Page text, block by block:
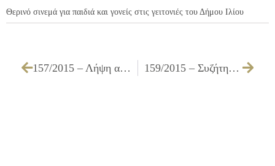
Θερινό σινεμά για παιδιά και γονείς στις γειτονιές του Δήμου Ιλίου
157/2015 – Λήψη απόφασης και καθορισμός διαδικασίας για τις εγγραφές – επανεγγραφές στους Παιδικούς & Βρεφονηπιακούς Σταθμούς του Δήμου Ιλίου, για το σχολικό έτος 2015 – 2016 159/2015 – Συζήτηση και λήψη απόφασης για τη διάθεση ελληνικών προϊόντων χωρίς μεσάζοντες